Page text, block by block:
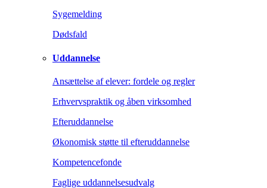
Sygemelding
Dødsfald
Uddannelse
Ansættelse af elever: fordele og regler
Erhvervspraktik og åben virksomhed
Efteruddannelse
Økonomisk støtte til efteruddannelse
Kompetencefonde
Faglige uddannelsesudvalg